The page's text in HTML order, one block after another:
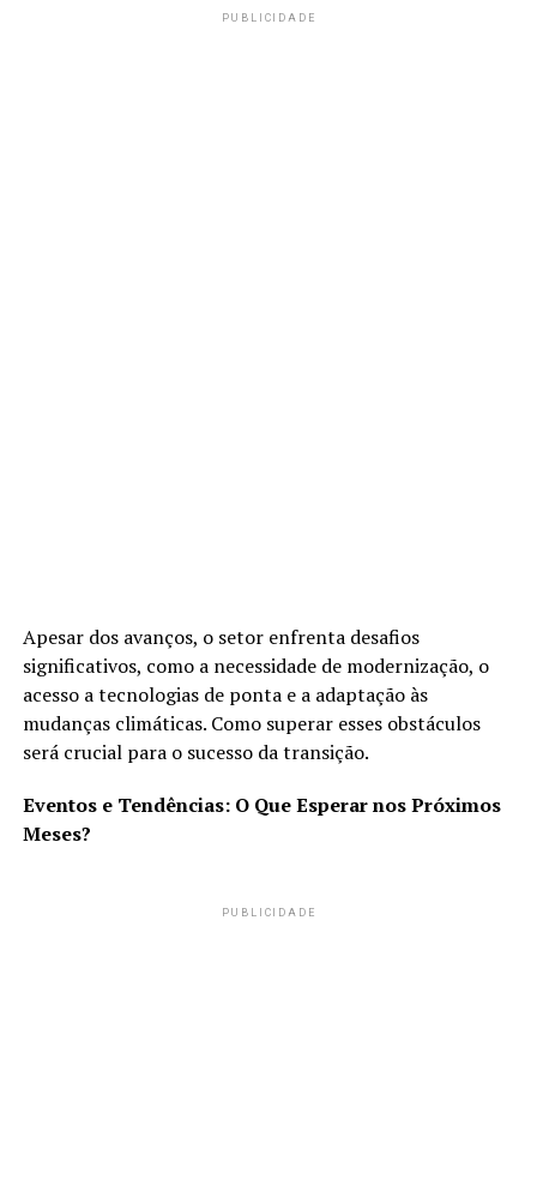
PUBLICIDADE
Apesar dos avanços, o setor enfrenta desafios
significativos, como a necessidade de modernização, o
acesso a tecnologias de ponta e a adaptação às
mudanças climáticas. Como superar esses obstáculos
será crucial para o sucesso da transição.
Eventos e Tendências: O Que Esperar nos Próximos
Meses?
PUBLICIDADE